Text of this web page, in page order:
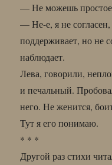
— Не можешь простое
— Не-е, я не
поддерживает, но не
наблюдает.
Лева, говорили,
и печальный.
него. Не женится,
Тут я его понимаю.
* * *
Другой раз стихи